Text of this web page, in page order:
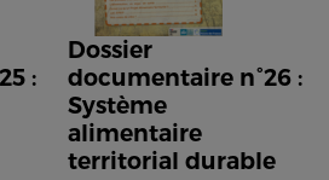
:
Dossier
documentaire n°26 :
Système
alimentaire
territorial durable